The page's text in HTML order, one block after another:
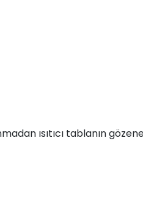
ısıtıcı tablanın